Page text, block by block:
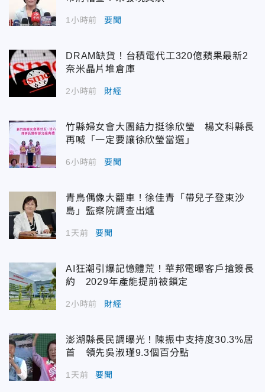
1小時前 要聞
DRAM缺貨！台積電代工320億蘋果最新2
奈米晶片堆倉庫
2小時前 財經
竹縣婦女會大團結力挺徐欣瑩 楊文科縣長
再喊「一定要讓徐欣瑩當選」
6小時前 要聞
青鳥偶像大翻車！徐佳青「帶兒子登東沙
島」監察院調查出爐
1天前 要聞
AI狂潮引爆記憶體荒！華邦電曝客戶搶簽長
約 2029年產能提前被鎖定
2小時前 財經
澎湖縣長民調曝光！陳振中支持度30.3%居
首 領先吳淑瑾9.3個百分點
1天前 要聞